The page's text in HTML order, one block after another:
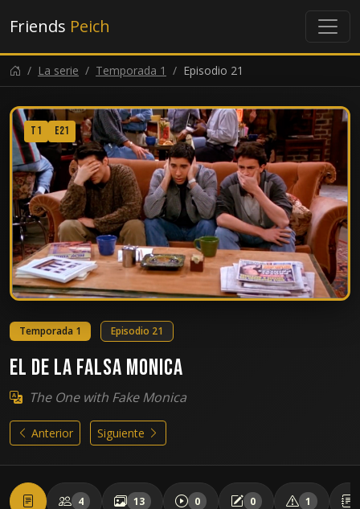
Friends Peich
La serie Temporada 1 Episodio 21
T1 E21
Temporada 1 Episodio 21
El de la falsa Monica
The One with Fake Monica
Anterior Siguiente
4 13 0 0 1